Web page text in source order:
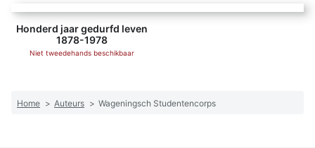
Honderd jaar gedurfd leven
1878-1978
Niet tweedehands beschikbaar
Home > Auteurs > Wageningsch Studentencorps